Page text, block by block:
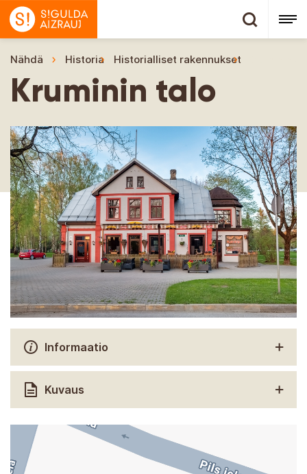
Nähdä Historia Historialliset rakennukset
Kruminin talo
Informaatio
Kuvaus